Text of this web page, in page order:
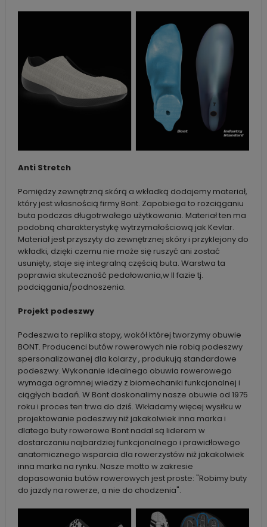
Anti Stretch
Pomiędzy zewnętrzną skórą a wkładką dodajemy materiał,
który jest własnością firmy Bont. Zapobiega to rozciąganiu
buta podczas długotrwałego użytkowania. Materiał ten ma
podobną charakterystykę wytrzymałościową jak Kevlar.
Materiał jest przyszyty do zewnętrznej skóry i przyklejony do
wkładki, dzięki czemu nie może się ruszyć ani zostać
usunięty, staje się integralną częścią buta. Warstwa ta
poprawia skuteczność pedałowania,w II fazie tj.
podciągania/podnoszenia.
Projekt podeszwy
Podeszwa to replika stopy, wokół której tworzymy obuwie
BONT. Producenci butów rowerowych nie robią podeszwy
spersonalizowanej dla kolarzy , produkują standardowe
podeszwy. Wykonanie idealnego obuwia rowerowego
wymaga ogromnej wiedzy z biomechaniki funkcjonalnej i
ciągłych badań. W Bont doskonalimy nasze obuwie od 1975
roku i proces ten trwa do dziś. Wkładamy więcej wysiłku w
projektowanie podeszwy niż jakakolwiek inna marka i
dlatego buty rowerowe Bont nadal są liderem w
dostarczaniu najbardziej funkcjonalnego i prawidłowego
anatomicznego wsparcia dla rowerzystów niż jakakolwiek
inna marka na rynku. Nasze motto w zakresie
dopasowania butów rowerowych jest proste: "Robimy buty
do jazdy na rowerze, a nie do chodzenia".